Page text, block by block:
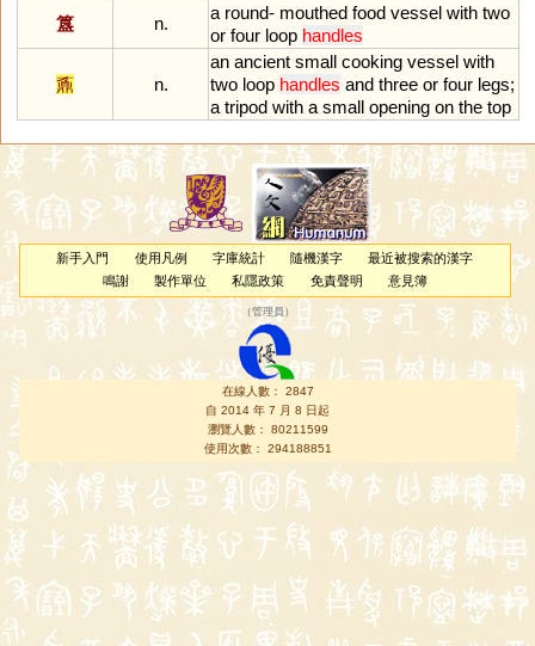
簋
n.
a round- mouthed food vessel with two
or four loop handles
鼒 n.
an ancient small cooking vessel with
two loop handles and three or four legs;
a tripod with a small opening on the top
新手入門 使用凡例 字庫統計 隨機漢字
最近被搜索的漢字
鳴謝
製作單位 私隱政策 免責聲明 意見簿
（管理員 ）
在線人數： 2847
自 2014 年 7 月 8 日起
瀏覽人數： 80211599
使用次數： 294188851